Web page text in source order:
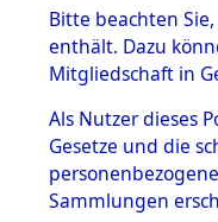
BESTÄNDE
1.
mente
5. Verschiedenes
5.3
Todesmärsche
Bitte beachten
enthält. Dazu
Mitgliedschaft in
Als Nutzer dieses
Gesetze und die
Sammlungen